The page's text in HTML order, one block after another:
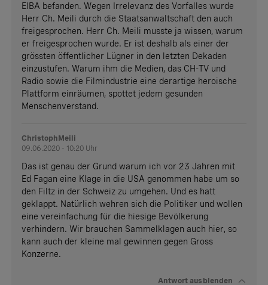
EIBA befanden. Wegen Irrelevanz des Vorfalles wurde
Herr Ch. Meili durch die Staatsanwaltschaft den auch
freigesprochen. Herr Ch. Meili musste ja wissen, warum
er freigesprochen wurde. Er ist deshalb als einer der
grössten öffentlicher Lügner in den letzten Dekaden
einzustufen. Warum ihm die Medien, das CH-TV und
Radio sowie die Filmindustrie eine derartige heroische
Plattform einräumen, spottet jedem gesunden
Menschenverstand.
ChristophMeili
09.06.2020 - 10:20 Uhr
Das ist genau der Grund warum ich vor 23 Jahren mit
Ed Fagan eine Klage in die USA genommen habe um so
den Filtz in der Schweiz zu umgehen. Und es hatt
geklappt. Natürlich wehren sich die Politiker und wollen
eine vereinfachung für die hiesige Bevölkerung
verhindern. Wir brauchen Sammelklagen auch hier, so
kann auch der kleine mal gewinnen gegen Gross
Konzerne.
Antwortausblenden